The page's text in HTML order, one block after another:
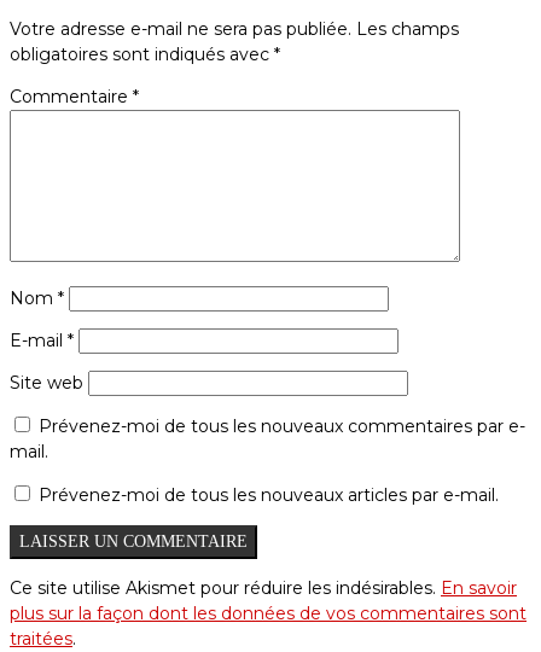
Votre adresse e-mail ne sera pas publiée. Les champs
obligatoires sont indiqués avec *
Commentaire *
Nom *
E-mail *
Site web
Prévenez-moi de tous les nouveaux commentaires par e-
mail.
Prévenez-moi de tous les nouveaux articles par e-mail.
Ce site utilise Akismet pour réduire les indésirables. En savoir
plus sur la façon dont les données de vos commentaires sont
traitées.